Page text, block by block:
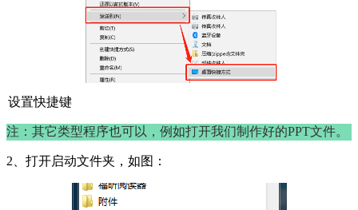
设置快捷键
注：其它类型程序也可以，例如打开我们制作好的PPT文件。
2、打开启动文件夹，如图：